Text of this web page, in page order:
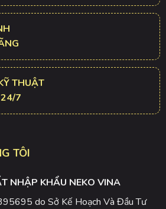
THUẬT
7
TÔI
NHẬP KHẨU NEKO VINA
do Sở Kế Hoạch Và Đầu Tư